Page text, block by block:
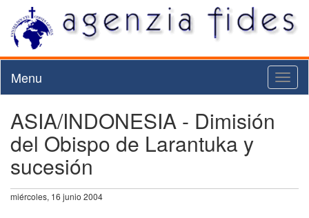
Menu
ASIA/INDONESIA - Dimisión
del Obispo de Larantuka y
sucesión
miércoles, 16 junio 2004